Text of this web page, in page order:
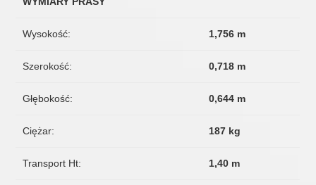
Wysokość: 1,756 m
Szerokość: 0,718 m
Głębokość: 0,644 m
Ciężar: 187 kg
Transport Ht: 1,40 m